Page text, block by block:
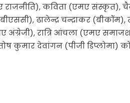
राजनीति), कविता (एमए संस्कृत),
ढालेन्द्र चन्द्राकर (बीकॉम),
अंग्रेजी), रात्रि आंचला (एमए
कुमार देवांगन (पीजी डिप्लोमा)